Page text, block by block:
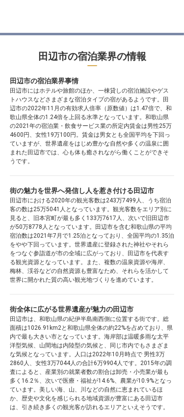
田辺市の宿泊業界の情報
田辺市の宿泊業界事情
田辺市にはホテルや旅館のほか、一棟貸しの宿泊施設やゲス
トハウスなどさまざまな宿泊タイプの宿があるようです。田
辺市の2022年11月の有効求人倍率（原数値）は1.47倍で、和
歌山県全体の1.24倍を上回る水準となっています。和歌山県
の2021年の宿泊業・飲食サービス業の所定内賃金は男性25万
4600円、女性19万100円。賃金は男女とも全国平均を下回っ
ていますが、世界遺産をはじめ豊かな自然や多くの温泉に囲
まれた田辺市では、心も体も癒されながら働くことができそ
うです。
街の魅力を世界へ発信し人を惹き付ける田辺市
田辺市における2020年の観光客数は243万7499人、うち宿泊
客の数は25万5041人となっています。観光客数をエリア別に
見ると、旧本宮町が最も多く133万7617人、次いで旧田辺市
が50万8778人となっています。田辺市を含む和歌山県の平均
宿泊数は2021年7月で1.25泊となっており、全国平均の1.35泊
をやや下回っています。世界遺産に登録された神社やそれら
をつなぐ参詣道が市の全域に広がっており、田辺市を代表す
る観光資源となっています。また、複数の温泉資源や海岸、
梅林、渓谷などの自然資源も豊富なため、それらを活かして
世界に開かれた質の高い観光地づくりを進めています。
街全体に広がる世界遺産が魅力の田辺市
田辺市は、和歌山県の紀伊半島南西側に位置する街です。総
面積は1026.91km2と和歌山県全体の約22%を占めており、県
内で最も大きい市となっています。海岸部は温暖多雨な太平
洋型気候、山間地は内陸型の気候と、同じ市内でもさまざま
な気候となっています。人口は2022年10月時点で 男性3万
2860人、女性3万7044人の合計6万9904人です。2015年の調
査によると、産業別の就業者数の割合は卸売・小売業が最も
多く16.2％、次いで医療・福祉が14.6%、農業が10.9%となっ
ています。美しい海、山、川などの自然に恵まれているほ
か、歴史や文化を感じられる地域資源が豊富にある田辺市
は、引き続き多くの観光客が訪れるエリアといえそうです。